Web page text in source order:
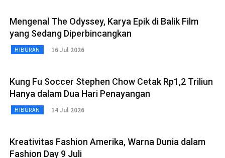
Mengenal The Odyssey, Karya Epik di Balik Film
yang Sedang Diperbincangkan
HIBURAN 16 Jul 2026
Kung Fu Soccer Stephen Chow Cetak Rp1,2 Triliun
Hanya dalam Dua Hari Penayangan
HIBURAN 14 Jul 2026
Kreativitas Fashion Amerika, Warna Dunia dalam
Fashion Day 9 Juli